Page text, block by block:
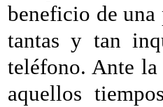
beneficio de
tantas y tan
teléfono. Ante
aquellos